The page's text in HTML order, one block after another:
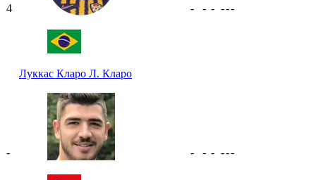
4
Луккас Кларо Л. Кларо
- - - ---
- - - - ---